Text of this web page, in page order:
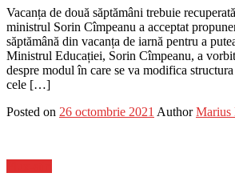
Vacanța de două săptămâni trebuie
ministrul Sorin Cîmpeanu a acceptat
săptămână din vacanța de iarnă pentru a
Ministrul Educației, Sorin Cîmpeanu, a
despre modul în care se va modifica
cele […]
Posted on 26 octombrie 2021 Author Marius